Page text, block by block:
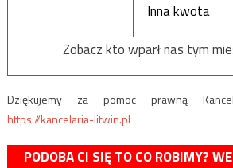
Inna kwota
Zobacz kto wparł nas tym
Dziękujemy za pomoc prawną
https://kancelaria-litwin.pl
PODOBA CI SIĘ TO CO ROBIMY?